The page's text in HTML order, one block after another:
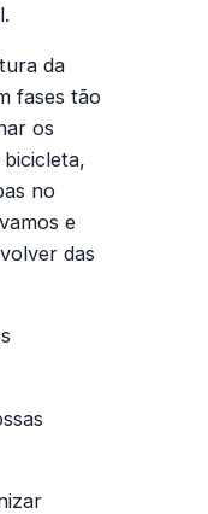
da
fases tão
os
no
e
das